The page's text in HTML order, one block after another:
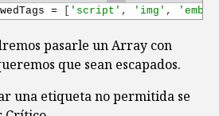
= 'script' , 'img' ,
pasarle un Array con
que sean escapados.
una etiqueta no permitida se